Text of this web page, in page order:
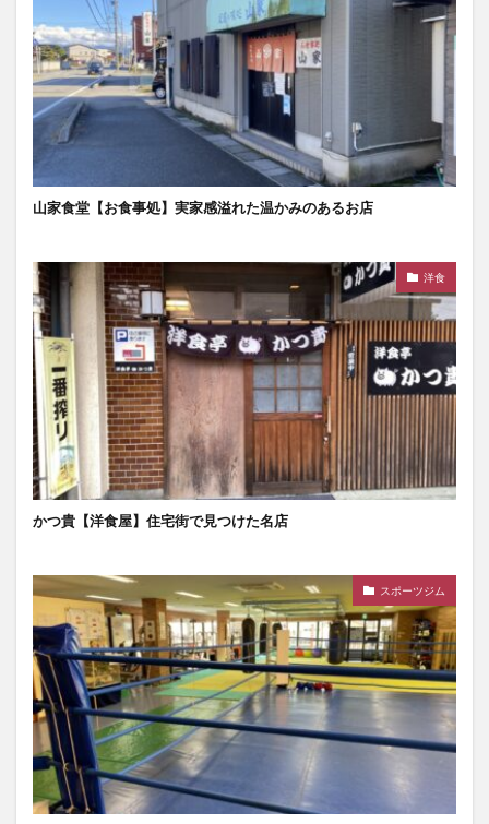
山家食堂【お食事処】実家感溢れた温かみのあるお店
洋食
かつ貴【洋食屋】住宅街で見つけた名店
スポーツジム